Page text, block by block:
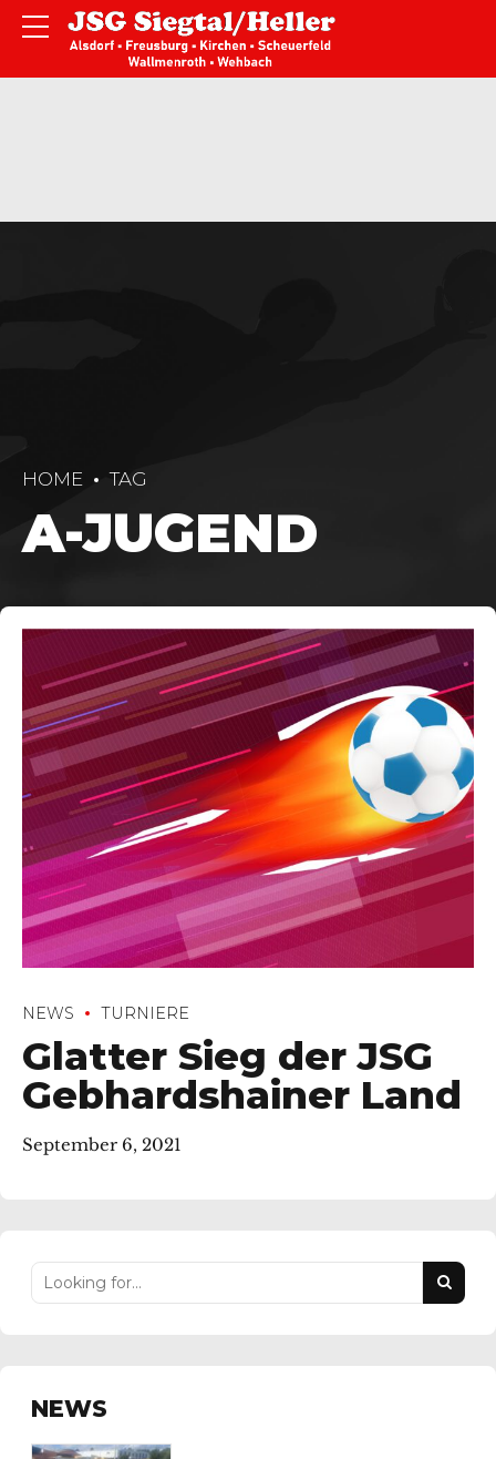
HOME TAG
A-JUGEND
NEWS TURNIERE
Glatter Sieg der JSG
Gebhardshainer Land
September 6, 2021
NEWS